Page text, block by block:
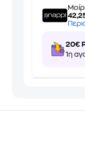
20€
1η